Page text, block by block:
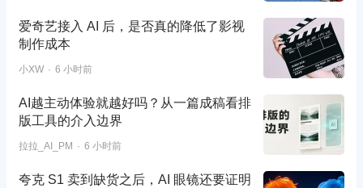
爱奇艺接入 AI 后，是否真的降低了影视
制作成本
小XW 6 小时前
AI越主动体验就越好吗？从一篇成稿看排
版工具的介入边界
拉拉_AI_PM 6 小时前
夸克 S1 卖到缺货之后，AI 眼镜还要证明